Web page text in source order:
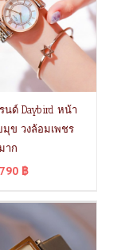
นด์ Daybird หน้า
มุข วงล้อมเพชร
าก
790 ฿